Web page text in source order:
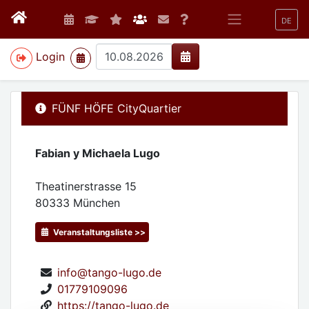
DE
Login
>
FÜNF HÖFE CityQuartier
Fabian y Michaela Lugo
Theatinerstrasse 15
80333 München
Veranstaltungsliste >>
info@tango-lugo.de
01779109096
https://tango-lugo.de